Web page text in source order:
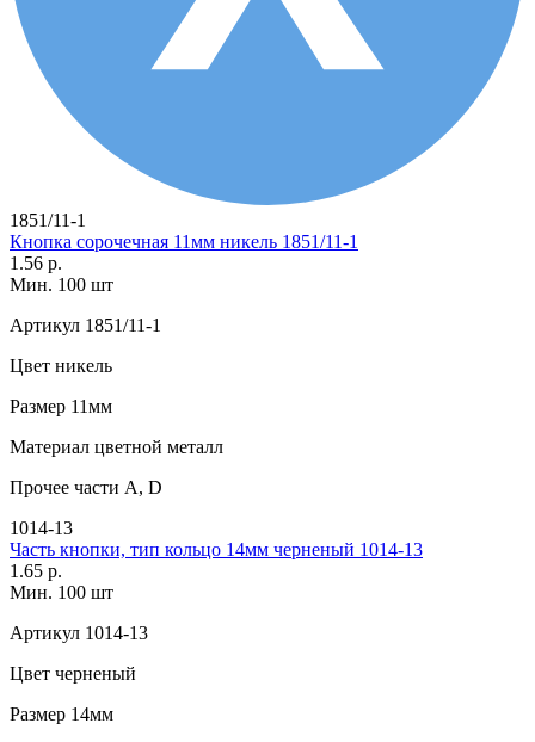
1851/11-1
Кнопка сорочечная 11мм никель 1851/11-1
1.56 р.
Мин. 100 шт
Артикул 1851/11-1
Цвет никель
Размер 11мм
Материал цветной металл
Прочее части А, D
1014-13
Часть кнопки, тип кольцо 14мм черненый 1014-13
1.65 р.
Мин. 100 шт
Артикул 1014-13
Цвет черненый
Размер 14мм